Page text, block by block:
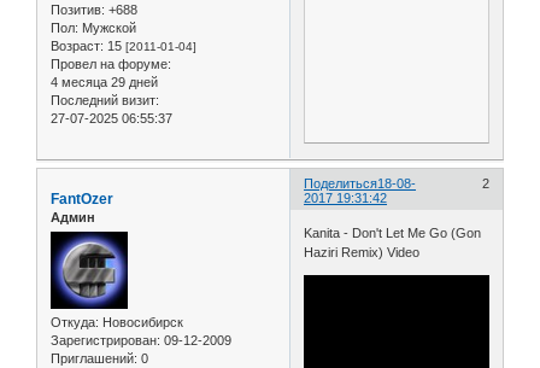
Позитив: +688
Пол: Мужской
Возраст: 15 [2011-01-04]
Провел на форуме:
4 месяца 29 дней
Последний визит:
27-07-2025 06:55:37
Поделиться 2
18-08-
2017 19:31:42
FantOzer
Админ
Откуда: Новосибирск
Зарегистрирован: 09-12-2009
Приглашений: 0
Kanita - Don't Let Me Go (Gon
Haziri Remix) Video